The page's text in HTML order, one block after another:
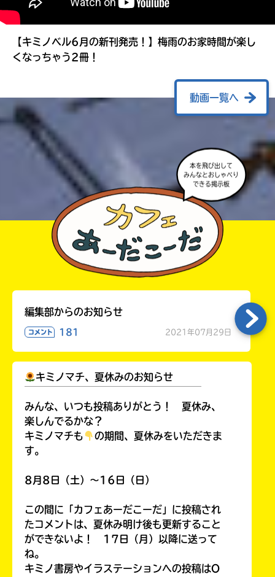
【キミノベル6月の新刊発売！】梅雨のお家時間が楽し
くなっちゃう2冊！
動画一覧へ
本を飛び出して
みんなとおしゃべり
できる掲示板
編集部からのお知らせ
コメント 181 2021年07月29日
キミノマチ、夏休みのお知らせ
みんな、いつも投稿ありがとう！ 夏休み、
楽しんでるかな？
キミノマチも
の期間、夏休みをいただきま
す。
8月8日（土）～16日（日）
この間に「カフェあーだこーだ」に投稿され
たコメントは、夏休み明け後も更新すること
ができないよ！ 17日（月）以降に送って
ね。
キミノ書房やイラステーションへの投稿はO